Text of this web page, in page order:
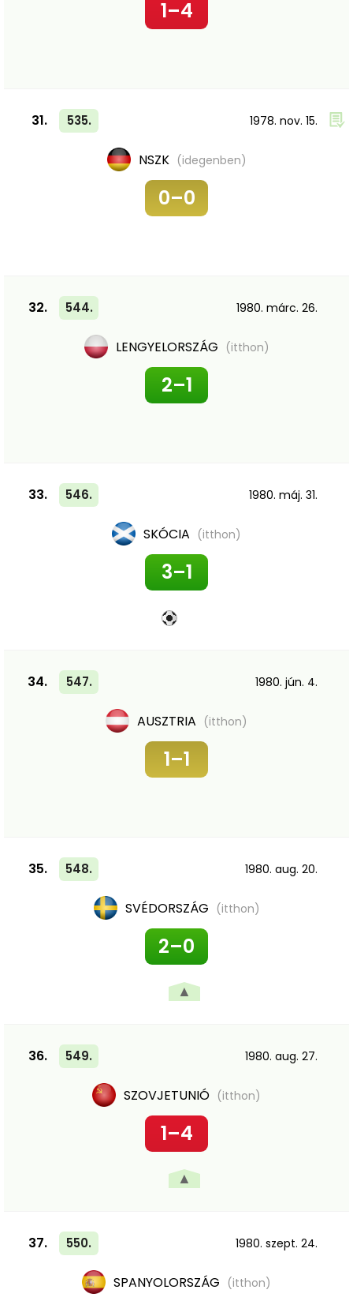
1–4
31. 535. 1978. nov. 15.
NSZK (idegenben)
0–0
32. 544. 1980. márc. 26.
LENGYELORSZÁG (itthon)
2–1
33. 546. 1980. máj. 31.
SKÓCIA (itthon)
3–1
34. 547. 1980. jún. 4.
AUSZTRIA (itthon)
1–1
35. 548. 1980. aug. 20.
SVÉDORSZÁG (itthon)
2–0
▲
36. 549. 1980. aug. 27.
SZOVJETUNIÓ (itthon)
1–4
▲
37. 550. 1980. szept. 24.
SPANYOLORSZÁG (itthon)